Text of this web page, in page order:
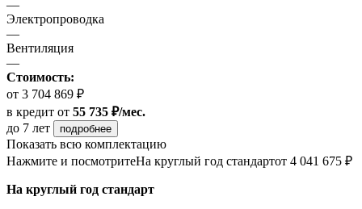
—
Электропроводка
—
Вентиляция
—
Стоимость:
от 3 704 869 ₽
в кредит от 55 735 ₽/мес.
до 7 лет
подробнее
Показать всю комплектацию
Нажмите и посмотритеНа круглый год стандартот 4 041 675 ₽
На круглый год стандарт